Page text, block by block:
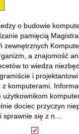
o budowie
pamięcią
zewnętrznych
a znajomość
to wiedza
i
z komputerami.
użytkownikom
dociec przyczyn
sprawnie się z n...